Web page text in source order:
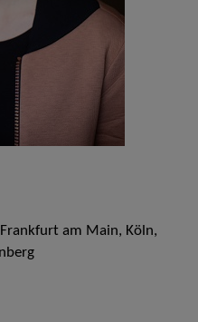
am Main, Köln,